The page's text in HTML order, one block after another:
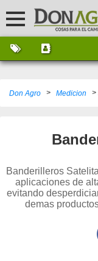
Don Agro > Medicion >
Banderilleros
aplicaciones de
evitando
demas